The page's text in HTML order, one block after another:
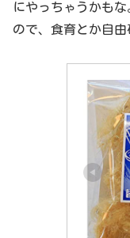
にやっちゃうかも
ので、食育とか自由